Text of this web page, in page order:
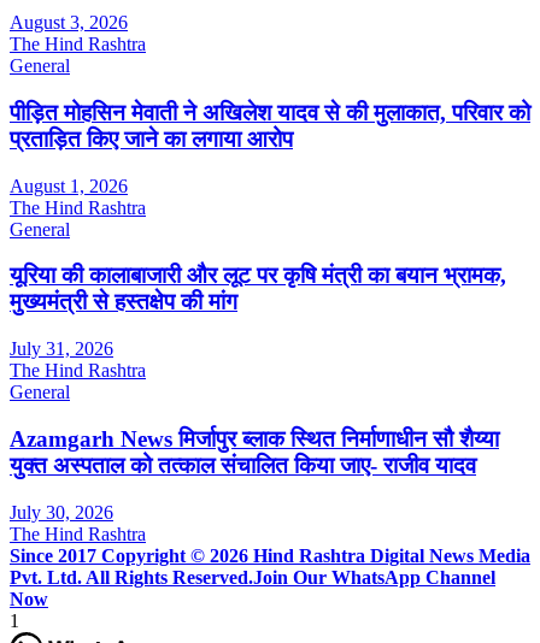
August 3, 2026
The Hind Rashtra
General
पीड़ित मोहसिन मेवाती ने अखिलेश यादव से की मुलाकात, परिवार को
प्रताड़ित किए जाने का लगाया आरोप
August 1, 2026
The Hind Rashtra
General
यूरिया की कालाबाजारी और लूट पर कृषि मंत्री का बयान भ्रामक,
मुख्यमंत्री से हस्तक्षेप की मांग
July 31, 2026
The Hind Rashtra
General
Azamgarh News मिर्जापुर ब्लाक स्थित निर्माणाधीन सौ शैय्या
युक्त अस्पताल को तत्काल संचालित किया जाए- राजीव यादव
July 30, 2026
The Hind Rashtra
Since 2017 Copyright © 2026 Hind Rashtra Digital News Media
Pvt. Ltd. All Rights Reserved.Join Our WhatsApp Channel
Now
1